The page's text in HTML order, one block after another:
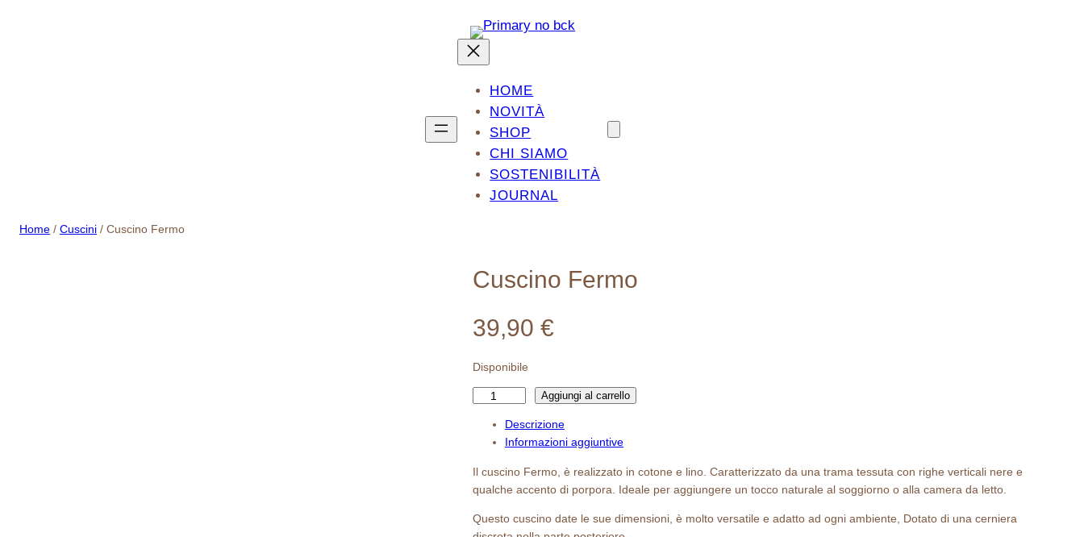
HOME
NOVITÀ
SHOP
CHI SIAMO
SOSTENIBILITÀ
JOURNAL
Home / Cuscini / Cuscino Fermo
Cuscino Fermo
39,90 €
Disponibile
i
F
Aggiungi al carrello
Descrizione
Informazioni aggiuntive
Il cuscino Fermo, è realizzato in cotone e lino. Caratterizzato da una trama tessuta con righe verticali nere e
qualche accento di porpora. Ideale per aggiungere un tocco naturale al soggiorno o alla camera da letto.
Questo cuscino date le sue dimensioni, è molto versatile e adatto ad ogni ambiente, Dotato di una cerniera